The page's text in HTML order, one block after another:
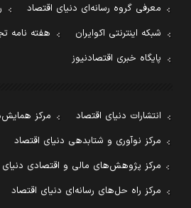
معرفی گروه رسانه‌ای دنیای اقتصاد
شبکه اینترنتی اکوایران
هفته نامه
پایگاه خبری اقتصادنیوز
انتشارات دنیای اقتصاد
مرکز
مرکز نوآوری و شتابدهی دنیای اقتصاد
مرکز پژوهش‌های مالی و اقتصادی دنیای
مرکز راه حل‌های رسانه‌ای دنیای اقتصاد